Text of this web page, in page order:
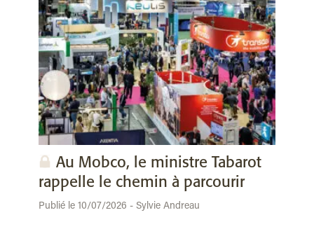
Au Mobco, le ministre Tabarot
rappelle le chemin à parcourir
Publié le 10/07/2026 - Sylvie Andreau